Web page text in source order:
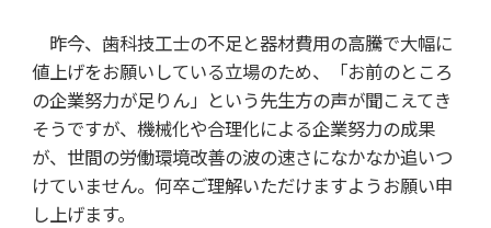
昨今、歯科技工士の不足と器材費用の高騰で大幅に
値上げをお願いしている立場のため、「お前のところ
の企業努力が足りん」という先生方の声が聞こえてき
そうですが、機械化や合理化による企業努力の成果
が、世間の労働環境改善の波の速さになかなか追いつ
けていません。何卒ご理解いただけますようお願い申
し上げます。